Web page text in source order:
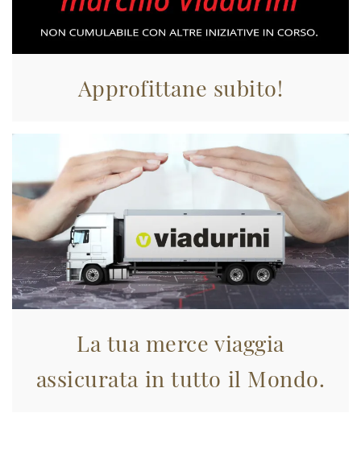
Approfittane subito!
La tua merce viaggia
assicurata in tutto il Mondo.